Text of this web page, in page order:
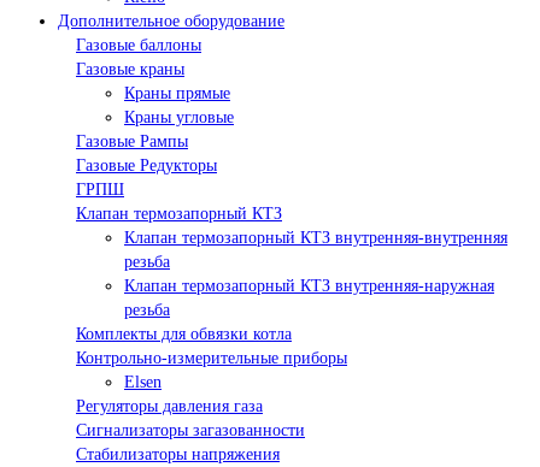
Дополнительное оборудование
Газовые баллоны
Газовые краны
Краны прямые
Краны угловые
Газовые Рампы
Газовые Редукторы
ГРПШ
Клапан термозапорный КТЗ
Клапан термозапорный КТЗ внутренняя-внутренняя
резьба
Клапан термозапорный КТЗ внутренняя-наружная
резьба
Комплекты для обвязки котла
Контрольно-измерительные приборы
Elsen
Регуляторы давления газа
Сигнализаторы загазованности
Стабилизаторы напряжения